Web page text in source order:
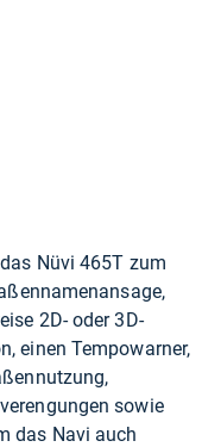
Nüvi 465T zum
2D- oder 3D-
einen Tempowarner,
sowie
das Navi auch